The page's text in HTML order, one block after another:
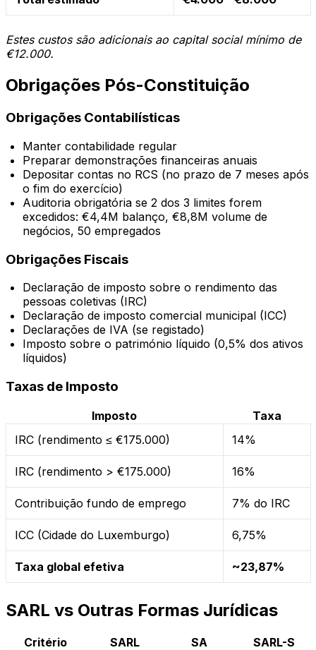
Estes custos são adicionais ao capital social mínimo de
€12.000.
Obrigações Pós-Constituição
Obrigações Contabilísticas
Manter contabilidade regular
Preparar demonstrações financeiras anuais
Depositar contas no RCS (no prazo de 7 meses após
o fim do exercício)
Auditoria obrigatória se 2 dos 3 limites forem
excedidos: €4,4M balanço, €8,8M volume de
negócios, 50 empregados
Obrigações Fiscais
Declaração de imposto sobre o rendimento das
pessoas coletivas (IRC)
Declaração de imposto comercial municipal (ICC)
Declarações de IVA (se registado)
Imposto sobre o património líquido (0,5% dos ativos
líquidos)
Taxas de Imposto
Imposto
Taxa
IRC (rendimento ≤ €175.000)
14%
IRC (rendimento > €175.000) 16%
Contribuição fundo de emprego 7% do IRC
ICC (Cidade do Luxemburgo) 6,75%
Taxa global efetiva ~23,87%
SARL vs Outras Formas Jurídicas
Critério SARL SA
SARL-S